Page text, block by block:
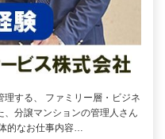
する、 ファミリー層・ビジネ
、分譲マンションの管理人さん
的なお仕事内容…